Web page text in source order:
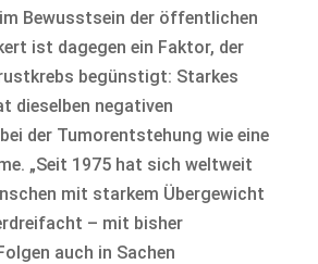
Bewusstsein der öffentlichen
ist dagegen ein Faktor, der
begünstigt: Starkes
dieselben negativen
der Tumorentstehung wie eine
„Seit 1975 hat sich weltweit
mit starkem Übergewicht
– mit bisher
auch in Sachen